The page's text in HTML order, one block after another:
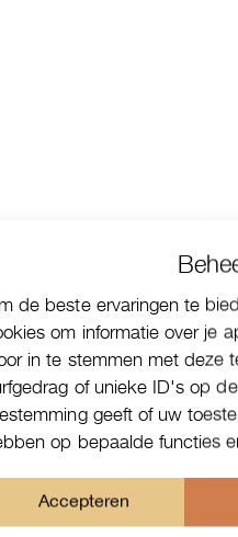
de beste ervaringen te
om informatie over je
in te stemmen met deze
of unieke ID's op
geeft of uw
op bepaalde functies
Accepteren
Patek